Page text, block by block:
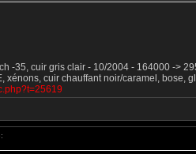
-35, cuir gris clair - 10/2004 - 164000 ->
xénons, cuir chauffant noir/caramel, bose,